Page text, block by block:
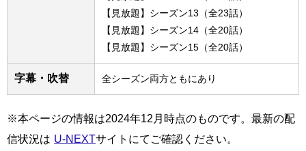
【見放題】シーズン13（全23話）
【見放題】シーズン14（全20話）
【見放題】シーズン15（全20話）
字幕・吹替 全シーズン両方ともにあり
※本ページの情報は2024年12月時点のものです。最新の配
信状況は U-NEXTサイトにてご確認ください。